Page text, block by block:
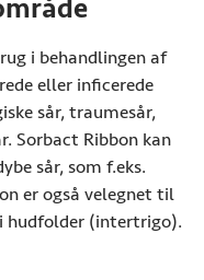
i behandlingen af
eller inficerede
sår, traumesår,
Sorbact Ribbon kan
sår, som f.eks.
er også velegnet til
hudfolder (intertrigo).